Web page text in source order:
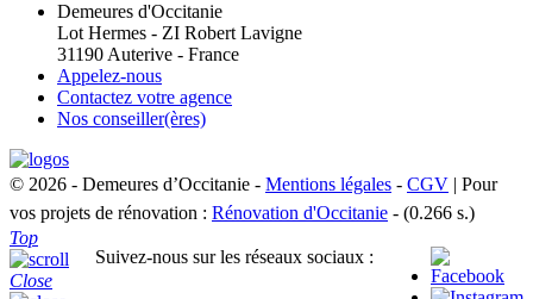
Demeures d'Occitanie
Lot Hermes - ZI Robert Lavigne
31190 Auterive - France
Appelez-nous
Contactez votre agence
Nos conseiller(ères)
© 2026 - Demeures d’Occitanie - Mentions légales - CGV | Pour
vos projets de rénovation : Rénovation d'Occitanie - (0.266 s.)
Suivez-nous sur les réseaux sociaux :
Top
Close